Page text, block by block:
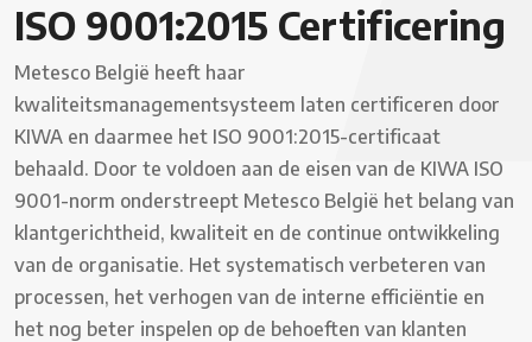
ISO 9001:2015 Certificering
Metesco België heeft haar
kwaliteitsmanagementsysteem laten certificeren door
KIWA en daarmee het ISO 9001:2015-certificaat
behaald. Door te voldoen aan de eisen van de KIWA ISO
9001-norm onderstreept Metesco België het belang van
klantgerichtheid, kwaliteit en de continue ontwikkeling
van de organisatie. Het systematisch verbeteren van
processen, het verhogen van de interne efficiëntie en
het nog beter inspelen op de behoeften van klanten